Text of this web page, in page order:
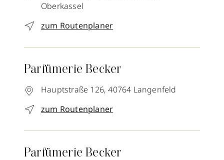
Oberkassel
zum Routenplaner
Parfümerie Becker
Hauptstraße 126, 40764 Langenfeld
zum Routenplaner
Parfümerie Becker